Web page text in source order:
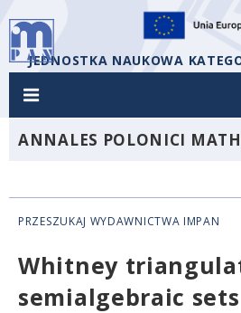
JEDNOSTKA NAUKOWA
ANNALES POLONICI
PRZESZUKAJ WYDAWNICTWA IMPAN
Whitney
semialgebraic sets